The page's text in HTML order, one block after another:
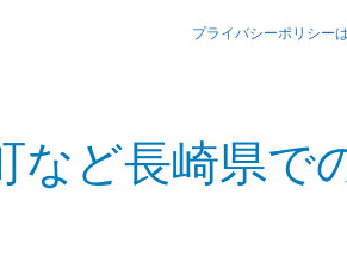
プライバシーポリシー
など長崎県で